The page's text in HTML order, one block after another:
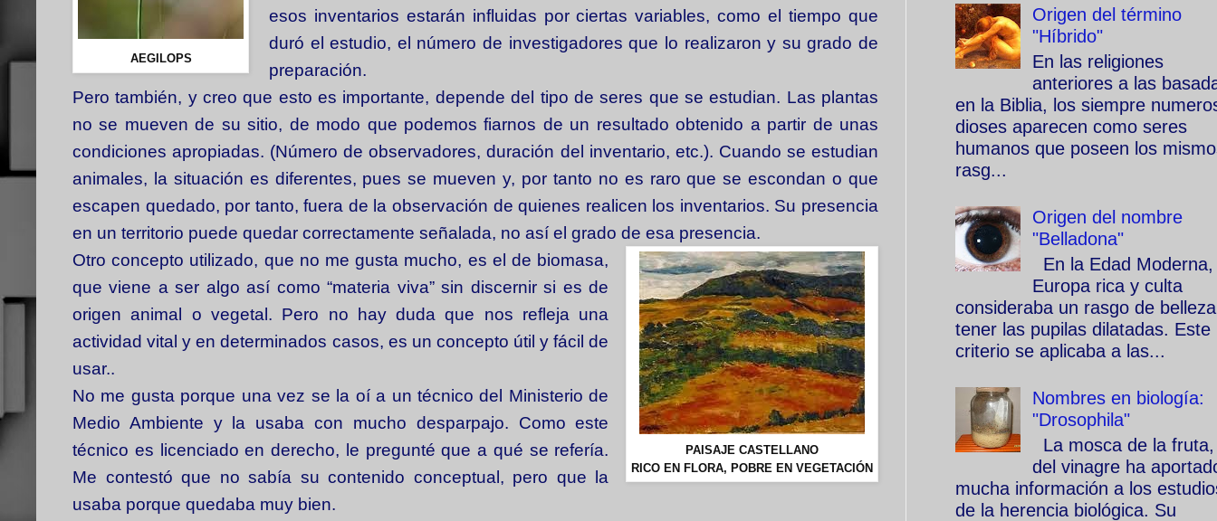
AEGILOPS
esos inventarios estarán influidas por ciertas variables, como el tiempo que
duró el estudio, el número de investigadores que lo realizaron y su grado de
preparación.
Pero también, y creo que esto es importante, depende del tipo de seres que se estudian. Las plantas
no se mueven de su sitio, de modo que podemos fiarnos de un resultado obtenido a partir de unas
condiciones apropiadas. (Número de observadores, duración del inventario, etc.). Cuando se estudian
animales, la situación es diferentes, pues se mueven y, por tanto no es raro que se escondan o que
escapen quedado, por tanto, fuera de la observación de quienes realicen los inventarios. Su presencia
en un territorio puede quedar correctamente señalada, no así el grado de
PAISAJE CASTELLANO
RICO EN FLORA, POBRE EN VEGETACIÓN
esa presencia.
Otro concepto utilizado, que no me gusta mucho, es el de biomasa,
que viene a ser algo así como “materia viva” sin discernir si es de
origen animal o vegetal. Pero no hay duda que nos refleja una
actividad vital y en determinados casos, es un concepto útil y fácil de
usar..
No me gusta porque una vez se la oí a un técnico del Ministerio de
Medio Ambiente y la usaba con mucho desparpajo. Como este
técnico es licenciado en derecho, le pregunté que a qué se refería.
Me contestó que no sabía su contenido conceptual, pero que la
usaba porque quedaba muy bien.
Origen del término
"Híbrido"
En las religiones
anteriores a las
en la Biblia, los siempre
dioses aparecen como seres
humanos que poseen los
rasg...
Origen del nombre
"Belladona"
En la Edad Moderna,
Europa rica y culta
consideraba un rasgo de
tener las pupilas dilatadas. Este
criterio se aplicaba a las...
Nombres en biología:
"Drosophila"
La mosca de la
del vinagre ha
mucha información a los
de la herencia biológica. Su